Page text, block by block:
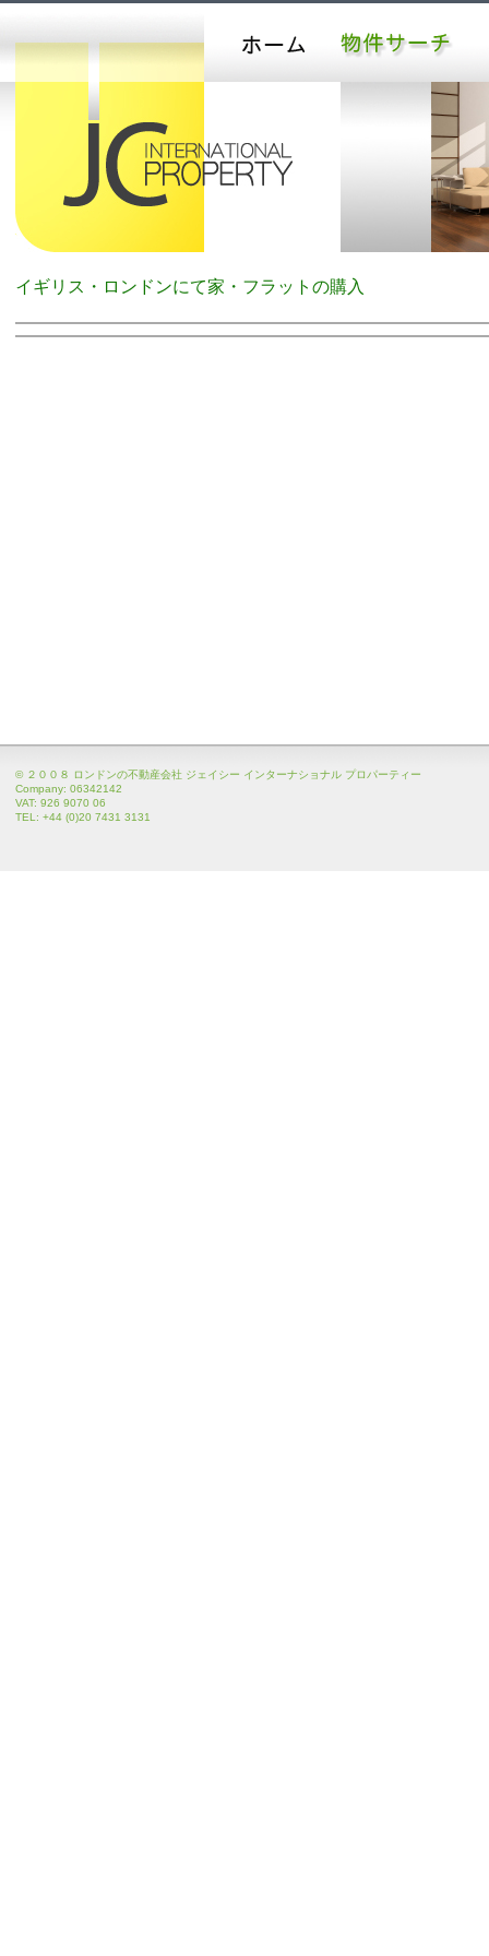
イギリス・ロンドンにて家・フラットの購入
© ２００８ ロンドンの不動産会社 ジェイシー インターナショナル プロパーティー
Company: 06342142
VAT: 926 9070 06
TEL: +44 (0)20 7431 3131